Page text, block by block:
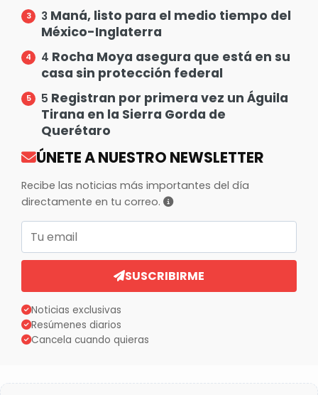
3 Maná, listo para el medio tiempo del
México-Inglaterra
4 Rocha Moya asegura que está en su
casa sin protección federal
5 Registran por primera vez un Águila
Tirana en la Sierra Gorda de
Querétaro
ÚNETE A NUESTRO NEWSLETTER
Recibe las noticias más importantes del día
directamente en tu correo.
Correo electrónico
SUSCRIBIRME
Noticias exclusivas
Resúmenes diarios
Cancela cuando quieras